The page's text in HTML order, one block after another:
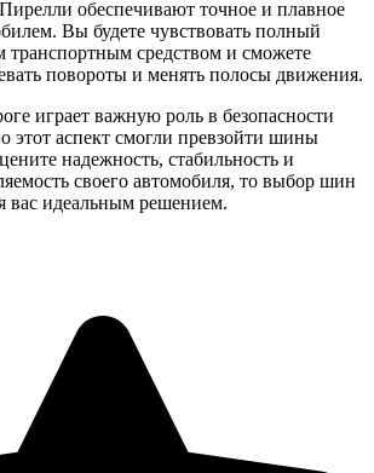
обеспечивают точное и плавное
Вы будете чувствовать полный
транспортным средством и сможете
повороты и менять полосы движения.
играет важную роль в безопасности
этот аспект смогли превзойти шины
надежность, стабильность и
своего автомобиля, то выбор шин
вас идеальным решением.